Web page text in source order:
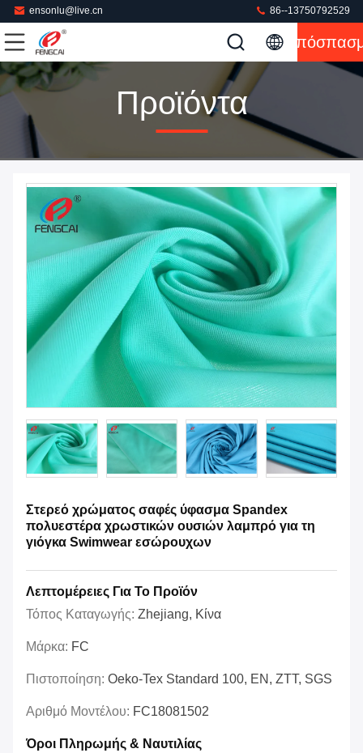
ensonlu@live.cn 86--13750792529
Προϊόντα
Στερεό χρώματος σαφές ύφασμα Spandex
πολυεστέρα χρωστικών ουσιών λαμπρό για τη
γιόγκα Swimwear εσώρουχων
Λεπτομέρειες Για Το Προϊόν
Τόπος Καταγωγής: Zhejiang, Κίνα
Μάρκα: FC
Πιστοποίηση: Oeko-Tex Standard 100, EN, ZTT, SGS
Αριθμό Μοντέλου: FC18081502
Όροι Πληρωμής & Ναυτιλίας